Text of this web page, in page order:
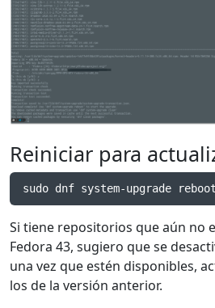
Reiniciar para
sudo dnf system-upgrade reboot
Si tiene repositorios que aún no
Fedora 43, sugiero que se
una vez que estén disponibles,
los de la versión anterior.